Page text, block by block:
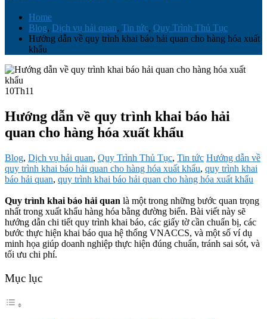
Home
Blog, Dịch vụ hải quan, Tin tức, Quy Trình Thủ Tục
Hướng dẫn về quy trình khai báo hải quan cho hàng hóa xuất
khẩu
10Th11
Hướng dẫn về quy trình khai báo hải
quan cho hàng hóa xuất khẩu
Blog, Dịch vụ hải quan, Quy Trình Thủ Tục, Tin tức Hướng dẫn về
quy trình khai báo hải quan cho hàng hóa xuất khẩu, quy trình khai
báo hải quan, quy trình khai báo hải quan cho hàng hóa xuất khẩu
Quy trình khai báo hải quan là một trong những bước quan trọng
nhất trong xuất khẩu hàng hóa bằng đường biển. Bài viết này sẽ
hướng dẫn chi tiết quy trình khai báo, các giấy tờ cần chuẩn bị, các
bước thực hiện khai báo qua hệ thống VNACCS, và một số ví dụ
minh họa giúp doanh nghiệp thực hiện đúng chuẩn, tránh sai sót, và
tối ưu chi phí.
Mục lục